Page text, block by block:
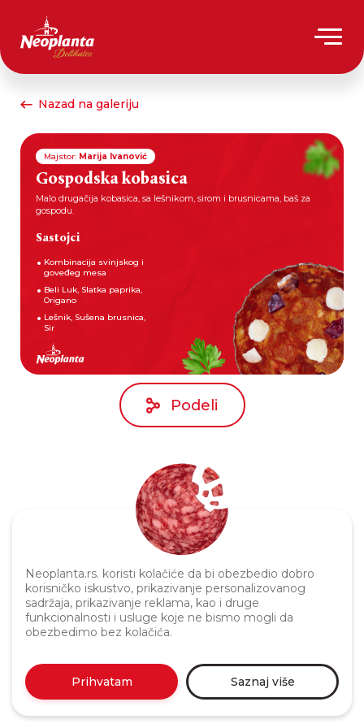
Neoplanta.rs. koristi kolačiće da bi obezbedio dobro
korisničko iskustvo, prikazivanje personalizovanog
sadržaja, prikazivanje reklama, kao i druge
funkcionalnosti i usluge koje ne bismo mogli da
obezbedimo bez kolačića.
Prihvatam Saznaj više
Nazad na galeriju
Majstor: Marija Ivanović
Gospodska kobasica
Malo drugačija kobasica, sa lešnikom, sirom i brusnicama, baš za
gospodu.
Sastojci
Kombinacija svinjskog i
goveđeg mesa
Beli Luk, Slatka paprika,
Origano
Lešnik, Sušena brusnica,
Sir
Podeli
Politika privatnosti